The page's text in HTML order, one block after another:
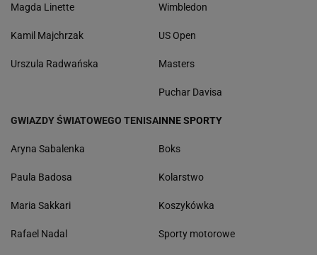
Magda Linette
Kamil Majchrzak
Urszula Radwańska
Wimbledon
US Open
Masters
Puchar Davisa
GWIAZDY ŚWIATOWEGO TENISA
Aryna Sabalenka
Paula Badosa
Maria Sakkari
Rafael Nadal
INNE SPORTY
Boks
Kolarstwo
Koszykówka
Sporty motorowe